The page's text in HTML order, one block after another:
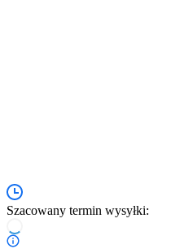
Szacowany termin wysyłki: